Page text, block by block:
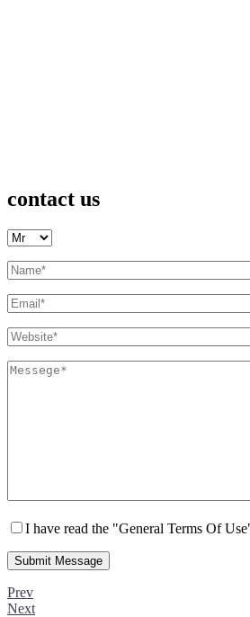
contact us
I have read the "General Terms Of
Prev
Next